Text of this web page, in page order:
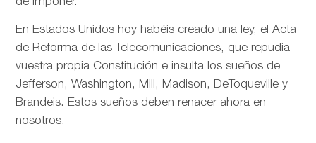
En Estados Unidos hoy habéis creado una ley, el Acta
de Reforma de las Telecomunicaciones, que repudia
vuestra propia Constitución e insulta los sueños de
Jefferson, Washington, Mill, Madison, DeToqueville y
Brandeis. Estos sueños deben renacer ahora en
nosotros.